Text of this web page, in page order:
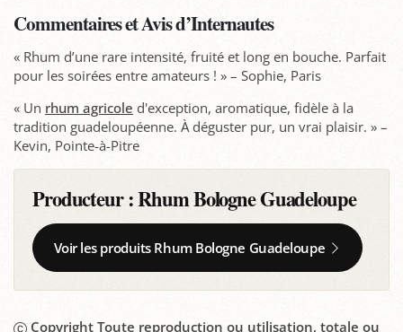
Commentaires et Avis d’Internautes
« Rhum d’une rare intensité, fruité et long en bouche. Parfait
pour les soirées entre amateurs ! » – Sophie, Paris
« Un rhum agricole d'exception, aromatique, fidèle à la
tradition guadeloupéenne. À déguster pur, un vrai plaisir. » –
Kevin, Pointe-à-Pitre
Producteur :Rhum Bologne Guadeloupe
Voir les produits Rhum Bologne Guadeloupe
Copyright Toute reproduction ou utilisation, totale ou